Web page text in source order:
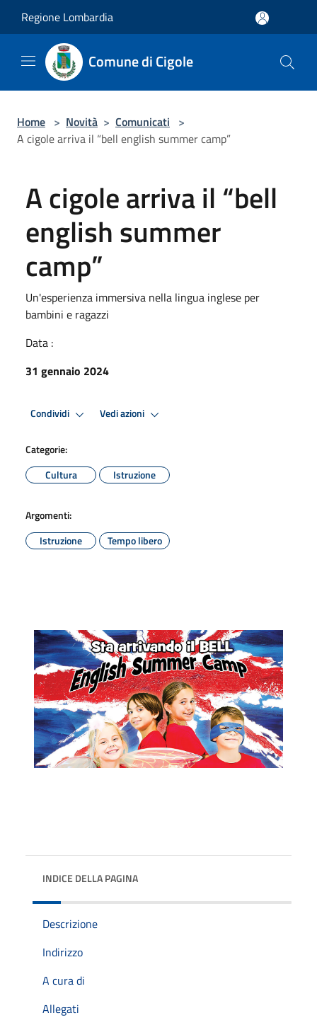
Regione Lombardia
Comune di Cigole
Home > Novità > Comunicati >
A cigole arriva il “bell english summer camp”
A cigole arriva il “bell
english summer
camp”
Un'esperienza immersiva nella lingua inglese per
bambini e ragazzi
Data :
31 gennaio 2024
Condividi Vedi azioni
Categorie:
Cultura
Istruzione
Argomenti:
Istruzione
Tempo libero
INDICE DELLA PAGINA
Descrizione
Indirizzo
A cura di
Allegati